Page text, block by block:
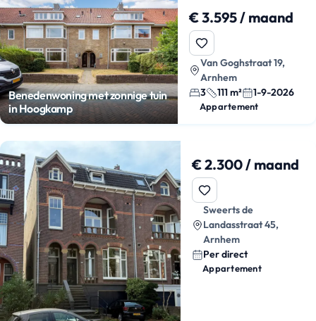
Benedenwoning met zonnige tuin
in Hoogkamp
€ 3.595 / maand
Van Goghstraat 19,
Arnhem
3
111 m² 1-9-2026
Appartement
€ 2.300 / maand
Sweerts de
Landasstraat 45,
Arnhem
Per direct
Appartement